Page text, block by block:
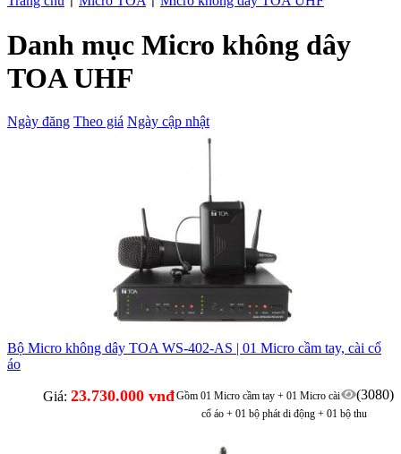
Danh mục Micro không dây
TOA UHF
Ngày đăng Theo giá Ngày cập nhật
Bộ Micro không dây TOA WS-402-AS | 01 Micro cầm tay, cài cổ
áo
Giá: 23.730.000 vnđ (3080)
Gồm 01 Micro cầm tay + 01 Micro cài
cổ áo + 01 bộ phát di động + 01 bộ thu